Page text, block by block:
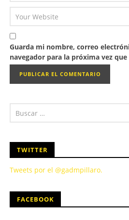
Guarda mi nombre, correo
navegador para la próxima vez
TWITTER
Tweets por el @gadmpillaro.
FACEBOOK